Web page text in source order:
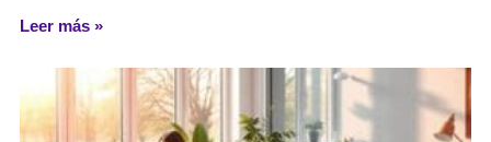
Leer más »